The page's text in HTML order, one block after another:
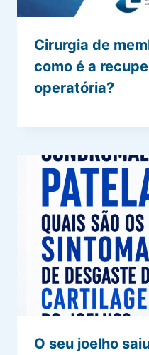
Cirurgia de
como é a
operatória?
O seu joelho